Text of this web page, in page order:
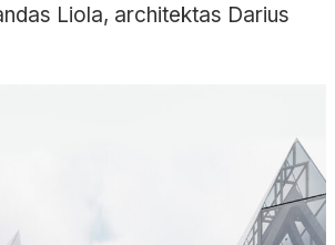
Liola, architektas Darius